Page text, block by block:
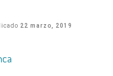
22 marzo, 2019